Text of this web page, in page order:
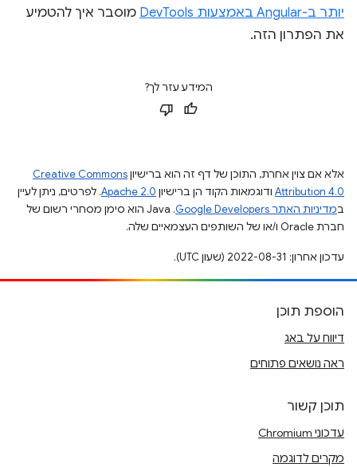
יותר ב-Angular באמצעות DevTools
מוסבר איך להטמיע
את הפתרון הזה.
המידע עזר לך?
אלא אם צוין אחרת, התוכן של דף זה הוא ברישיוןCreative Commons
Attribution 4.0 ודוגמאות הקוד הן ברישיון Apache 2.0. לפרטים, ניתן לעיין
במדיניות האתר Google Developers‏
.‏ Java הוא סימן מסחרי רשום של
חברת Oracle ו/או של השותפים העצמאיים שלה.
עדכון אחרון: 2022-08-31 (שעון UTC).
הוספת תוכן
דיווח על באג
ראה נושאים פתוחים
תוכן קשור
עדכוני Chromium
מקרים לדוגמה